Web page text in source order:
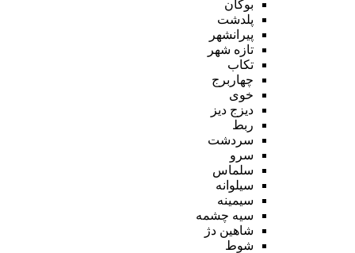
بوکان
پلدشت
پیرانشهر
تازه شهر
تکاب
چهاربرج
خوی
دیزج دیز
ربط
سردشت
سرو
سلماس
سیلوانه
سیمینه
سیه چشمه
شاهین دژ
شوط